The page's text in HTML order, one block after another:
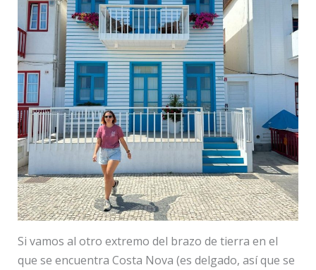
Si vamos al otro extremo del brazo de tierra en el
que se encuentra Costa Nova (es delgado, así que se